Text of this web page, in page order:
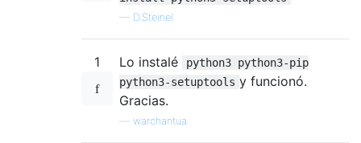
— D.Steinel
1 Lo instalé
python3 python3-pip
python3-setuptools y funcionó.
Gracias.
warchantua